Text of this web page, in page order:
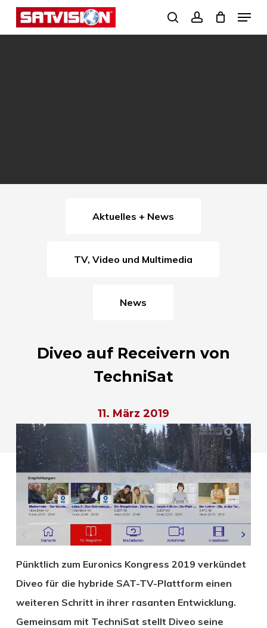
Skip
search
Menu
Aktuelles + News
TV, Video und Multimedia
News
Diveo auf Receivern von
TechniSat
11. März 2019
Pünktlich zum Euronics Kongress 2019 verkündet
Diveo für die hybride SAT-TV-Plattform einen
weiteren Schritt in ihrer rasanten Entwicklung.
Gemeinsam mit TechniSat stellt Diveo seine